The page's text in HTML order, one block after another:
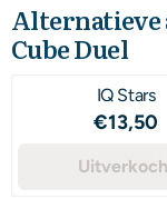
Cube Duel
IQ Stars
Prijs:
€13,50